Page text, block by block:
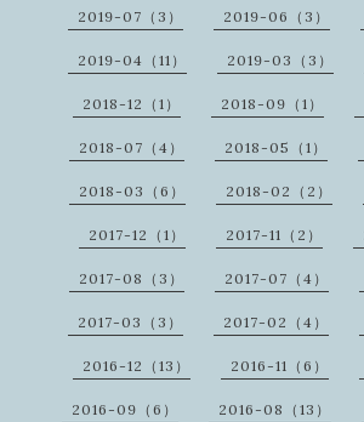
2019-07（3） 2019-06（3）
2019-04（11） 2019-03（3）
2018-12（1） 2018-09（1）
2018-07（4） 2018-05（1）
2018-03（6） 2018-02（2）
2017-12（1） 2017-11（2）
2017-08（3） 2017-07（4）
2017-03（3） 2017-02（4）
2016-12（13） 2016-11（6）
2016-09（6） 2016-08（13）